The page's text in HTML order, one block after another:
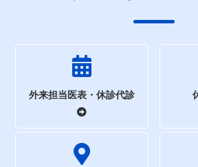
外来担当医表・休診代診